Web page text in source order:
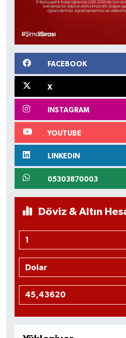
FACEBOOK
X
INSTAGRAM
YOUTUBE
LINKEDIN
05303870003
Döviz & Altın